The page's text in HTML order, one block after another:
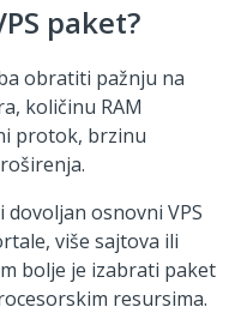
paket?
obratiti pažnju na
količinu RAM
protok, brzinu
osnovni VPS
više sajtova ili
bolje je izabrati paket
resursima.